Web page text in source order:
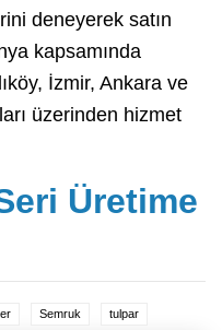
deneyerek satın
kapsamında
İzmir, Ankara ve
üzerinden hizmet
Üretime
Semruk tulpar